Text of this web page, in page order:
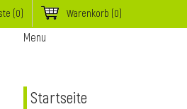
(0) Warenkorb (0)
Menu
Startseite